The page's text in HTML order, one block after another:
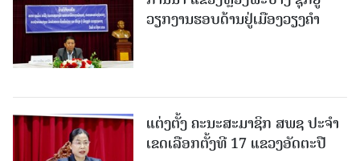
ວຽກງານຮອບດ້ານຢູ່ເມືອງວຽງຄໍາ
ແຕ່ງຕັ້ງ ຄະນະສະມາຊິກ ສພຊ ປະຈຳ
ເຂດເລືອກຕັ້ງທີ 17 ແຂວງອັດຕະປື